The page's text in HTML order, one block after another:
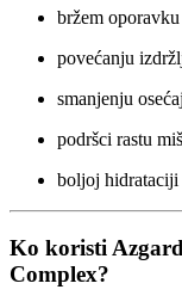
bržem
povećanju
smanjenju
podršci rastu
boljoj hidrataciji
Ko koristi
Complex?